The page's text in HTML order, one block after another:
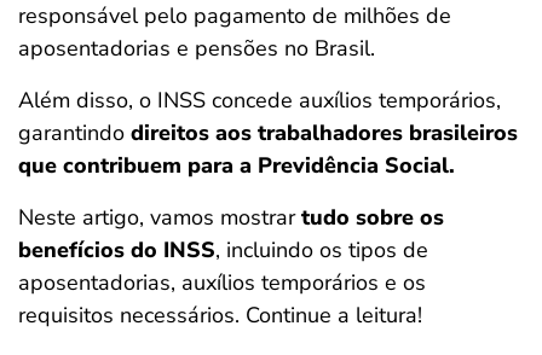
últimas notícias
ferramentas
responsável pelo pagamento de milhões de
aposentadorias e pensões no Brasil.
Além disso, o INSS concede auxílios temporários,
garantindo direitos aos trabalhadores brasileiros
que contribuem para a Previdência Social.
Neste artigo, vamos mostrartudo sobre os
benefícios do INSS, incluindo os tipos de
aposentadorias, auxílios temporários e os
requisitos necessários. Continue a leitura!